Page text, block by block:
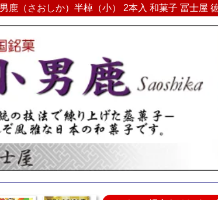
鹿（さおしか）半棹（小） 2本入 和菓子 冨士屋